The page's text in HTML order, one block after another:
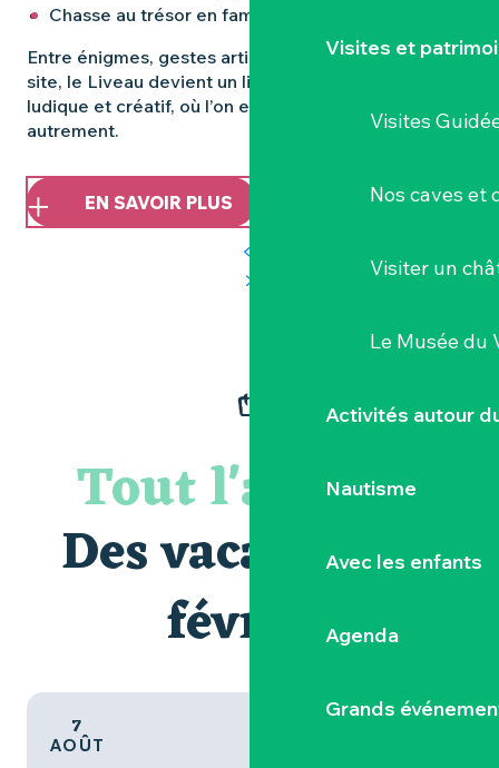
Visites et
Visites
Nos caves et
Visiter un
Le Musée du
Activités autour
Nautisme
Avec les enfants
Agenda
Grands
Chasse au trésor en famille (26 février)
Entre énigmes, gestes artisanaux et découverte du
site, le Liveau devient un lieu d’apprentissage
ludique et créatif, où l’on explore l’histoire du papier
autrement.
EN SAVOIR PLUS
Tout l'agenda
Des vacances de
février
7
AOÛT